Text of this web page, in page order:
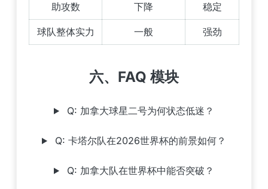
助攻数 下降 稳定
球队整体实力 一般 强劲
六、FAQ 模块
Q: 加拿大球星二号为何状态低迷？
Q: 卡塔尔队在2026世界杯的前景如何？
Q: 加拿大队在世界杯中能否突破？